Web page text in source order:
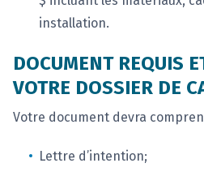
installation.
DOCUMENT REQUIS
VOTRE DOSSIER DE
Votre document devra
Lettre d’intention;